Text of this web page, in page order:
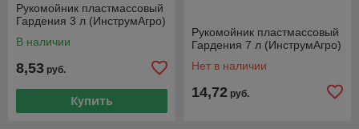
Рукомойник пластмассовый
Гардения 3 л (ИнструмАгро)
В наличии
8,53 руб.
Купить
Рукомойник пластмассовый
Гардения 7 л (ИнструмАгро)
Нет в наличии
14,72 руб.